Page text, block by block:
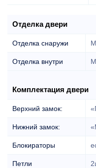
Отделка двери
Отделка снаружи
Отделка внутри
Комплектация двери
Верхний замок:
Нижний замок:
Блокираторы
Петли